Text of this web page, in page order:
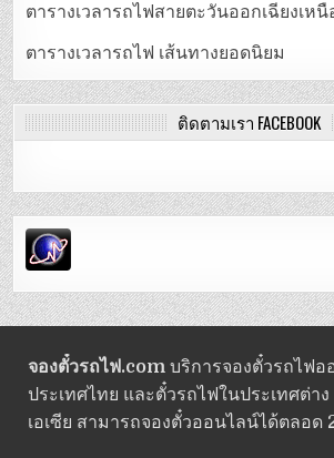
ตารางเวลารถไฟสายตะวันออกเฉียงเห
ตารางเวลารถไฟ เส้นทางยอดนิยม
ติดตามเรา FACEBOOK
จองตั๋วรถไฟ.comบริการจองตั๋วรถไฟอ
ประเทศไทย และตั๋วรถไฟในประเทศต่า
เอเซีย สามารถจองตั๋วออนไลน์ได้ตลอด